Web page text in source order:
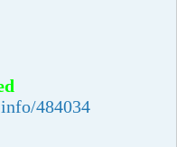
484034